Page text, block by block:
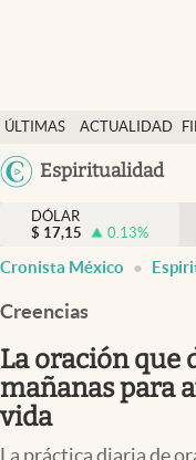
ÚLTIMAS
NOTICIAS
ACTUALIDAD
Espiritualidad
Actualidad
Finanzas y economía
Dólar y mercados
Pc y celular
Vida y estilo
DÓLAR
$ 17,15 0.13%
Cronista México
Creencias
La oración que
mañanas para
vida
La práctica diaria de